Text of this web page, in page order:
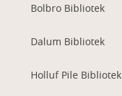
Bolbro Bibliotek
Dalum Bibliotek
Holluf Pile Bibliotek